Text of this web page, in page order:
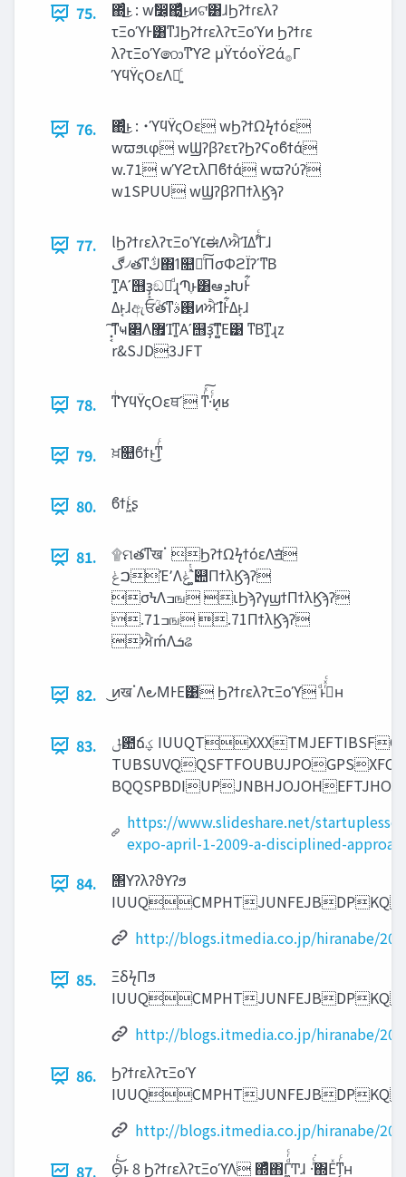
75.
΍ͬͨ͜ͱ : wࣗ෼͕΍͖ͬͯͨ͜ͱͷଟ͘͸ɺϦʔϯɾελʔ
τΞοϓͰ͸ͳ͘ɺϦʔϯɾελʔτΞοϓͷ Ϧʔϯɾε
λʔτΞοϓ෩ͳϓϩ μΫτόοΫϩά࡞Γ
ϓϥΫςΟεΛ༻͍ͨ
76.
΍ͬͨ͜ͱ : ˙ϓϥΫςΟε wϦʔϯΩϟϯόε
wϖϧιφ wϢʔβʔετʔϦʔϚοϐϯά
w.71 wϓϩτλΠϐϯά wϖʔύʔ
w1SPUU wϢʔβʔΠϯλϏϡʔ
77.
lϦʔϯɾελʔτΞοϓ‫׆‬ಈΛਐΊΔʹ͋ͨΓɺ
‫ڰ‬৴తͳ‫ڭ‬ٛ΍ߗ௚Խͨ͠ΠσΦϩΪʔʹͳΒ
ͳ͍Α͏ʹ஫ҙ͕ඞཁͩɻՊֶͱ͸ఆ‫ܕ‬ԽͰ͋
Δͱ͔ɺඇਓؒతͳ࢓ࣄͷਐΊํͰ͋Δͱ͔ɺ
͓͔͠ͳҹ৅Λ޿Ίͳ͍Α͏ʹ஫ҙ͠ͳ͚Ε͹ ͳΒͳ͍ɻz
r&SJD3JFT
78. ͳͥϓϥΫςΟεਥʹ ͳͬͯ͠·ͬͨͷ͔ʁ
79. ਖ਼௚ϐϯͱ͜ͳ͔ͬͨ
80. ϐϯͱ͖ͨʂ
81.
۩ମతͳखॱ ϦʔϯΩϟϯόεΛॻ͘
‫ࠐݟ‬Έ٬Λ‫͚ͯͭݟ‬՝୊ΠϯλϏϡʔ
σϞΛߏங ιϦϡʔγϣϯΠϯλϏϡʔ
.71ߏங .71ΠϯλϏϡʔ
ਐḿΛ‫ܭ‬ଌ
82. ͜ͷखॱΛ౿ΜͰΕ͹ ϦʔϯɾελʔτΞοϓ ͩͱࢥͬͯͨʜ
83.
‫఺ݪ‬ճ‫ؼ‬ IUUQTXXXTMJEFTIBSFOFUTUBSUVQMFTTPOTMFBSOFEFSJDSJFTMFBO
https://www.slideshare.net/
expo-april-1-2009-a-disciplined-
84.
΢ΥʔλʔϑΥʔϧ
http://blogs.itmedia.co.jp/hiranabe/
85.
ΞδϟΠϧ
http://blogs.itmedia.co.jp/hiranabe/
86.
ϦʔϯɾελʔτΞοϓ
http://blogs.itmedia.co.jp/hiranabe/
87.
Θ͔ͬͨ͜ͱ 8 ϦʔϯɾελʔτΞοϓΛ ΍ͬͯͨͭ΋Γ͚ͩͬͨͲɺ ·ͬͨ͘΍Εͯͳ͔ͬͨʜ